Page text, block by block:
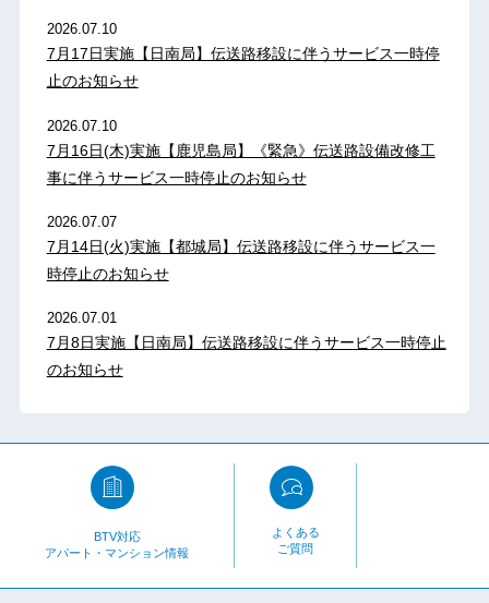
2026.07.10
7月17日実施【日南局】伝送路移設に伴うサービス一時停
止のお知らせ
2026.07.10
7月16日(木)実施【鹿児島局】《緊急》伝送路設備改修工
事に伴うサービス一時停止のお知らせ
2026.07.07
7月14日(火)実施【都城局】伝送路移設に伴うサービス一
時停止のお知らせ
2026.07.01
7月8日実施【日南局】伝送路移設に伴うサービス一時停止
のお知らせ
BTV対応
アパート・マンション情報
よくある
ご質問